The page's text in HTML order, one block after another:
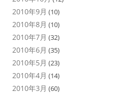
2010年9月 (10)
2010年8月 (10)
2010年7月 (32)
2010年6月 (35)
2010年5月 (23)
2010年4月 (14)
2010年3月 (60)